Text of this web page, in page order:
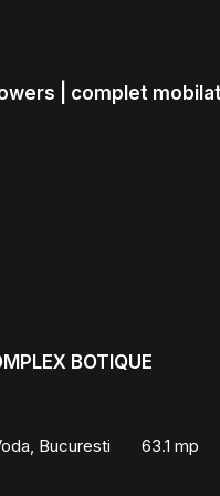
| complet
BOTIQUE
Bucuresti 63.1 mp